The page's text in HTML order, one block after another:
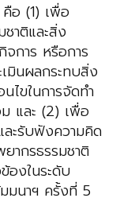
อ (1) เพื่อ
าติและสิ่ง
จการ หรือการ
มินผลกระทบสิ่ง
ไขในการจัดทำ
และ (2) เพื่อ
ละรับฟังความคิด
ากรธรรมชาติ
องในระดับ
มนาฯ ครั้งที่ 5